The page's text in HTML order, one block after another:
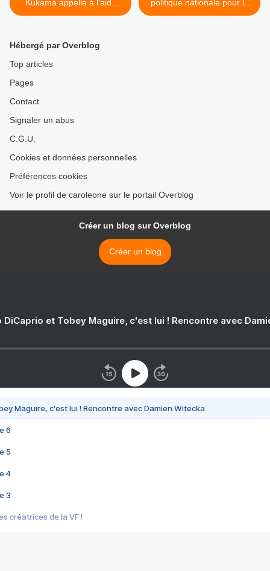
Kukama appelle à l'aide
pour lutter contre les
politique nationale pour le
peuple afro-péruvien >
Hébergé par Overblog
Top articles
Pages
Contact
Signaler un abus
C.G.U.
Cookies et données personnelles
Préférences cookies
Voir le profil de caroleone sur le portail Overblog
Créer un blog sur Overblog
Créer un blog
DiCaprio et Tobey Maguire, c'est lui ! Rencontre avec
Maguire, c'est lui ! Rencontre avec Damien Witecka
6
5
4
3
créatrices de la VF !